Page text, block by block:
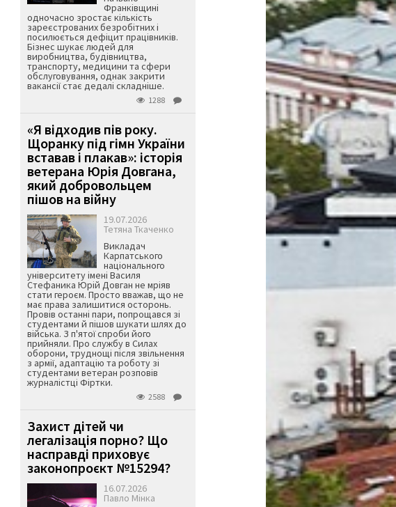
Франківщині
одночасно зростає кількість
зареєстрованих безробітних і
посилюється дефіцит працівників.
Бізнес шукає людей для
виробництва, будівництва,
транспорту, медицини та сфери
обслуговування, однак закрити
вакансії стає дедалі складніше.
1288
«Я відходив пів року.
Щоранку під гімн України
вставав і плакав»: історія
ветерана Юрія Довгана,
який добровольцем
пішов на війну
19.07.2026
Тетяна Ткаченко
Викладач
Карпатського
національного
університету імені Василя
Стефаника Юрій Довган не мріяв
стати героєм. Просто вважав, що не
має права залишитися осторонь.
Провів останні пари, попрощався зі
студентами й пішов шукати шлях до
війська. З п'ятої спроби його
прийняли. Про службу в Силах
оборони, труднощі після звільнення
з армії, адаптацію та роботу зі
студентами ветеран розповів
журналістці Фіртки.
2588
Захист дітей чи
легалізація порно? Що
насправді приховує
законопроєкт №15294?
16.07.2026
Павло Мінка